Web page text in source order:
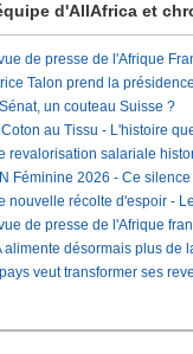
d'AllAfrica et
de presse de l'Afrique
Talon prend la
un couteau Suisse ?
Coton au Tissu - L'histoire
revalorisation salariale
Féminine 2026 - Ce
nouvelle récolte d'espoir -
de presse de l'Afrique
alimente désormais plus de
veut transformer ses